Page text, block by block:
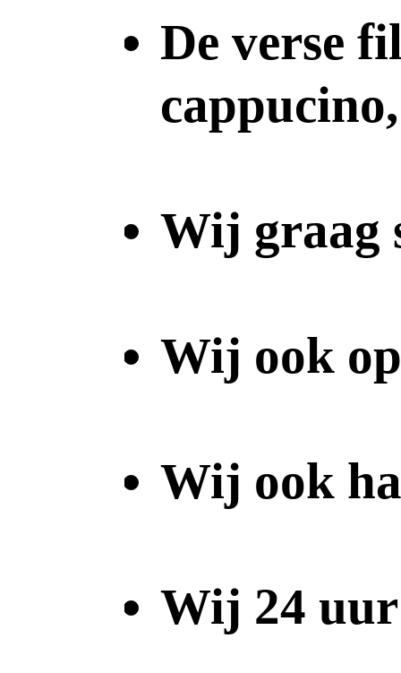
De verse
Wij graag
Wij ook
Wij ook
Wij 24